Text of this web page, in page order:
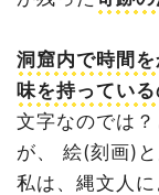
洞窟内で時間
味を持っている
文字なのでは
が、 絵(刻画)と
私は、縄文人